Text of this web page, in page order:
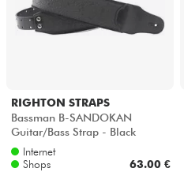
RIGHTON STRAPS
Bassman B-SANDOKAN
Guitar/Bass Strap - Black
Internet
Shops
63.00 €